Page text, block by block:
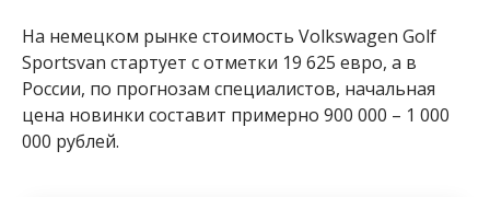
На немецком рынке стоимость Volkswagen Golf
Sportsvan стартует с отметки 19 625 евро, а в
России, по прогнозам специалистов, начальная
цена новинки составит примерно 900 000 – 1 000
000 рублей.